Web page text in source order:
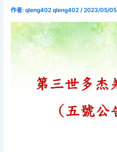
作者:qleng402 qleng402/2023/05/05